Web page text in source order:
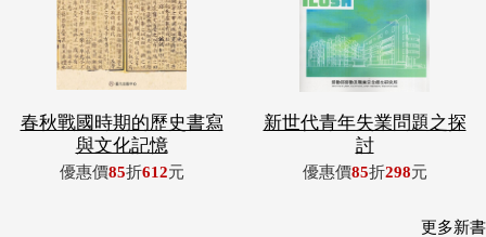
春秋戰國時期的歷史書寫
與文化記憶
優惠價85折612元
新世代青年失業問題之探
討
優惠價85折298元
更多新書